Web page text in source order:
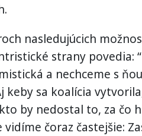
nasledujúcich
strany povedia:
a nechceme s
keby sa koalícia
by nedostal to, za čo
čoraz častejšie: